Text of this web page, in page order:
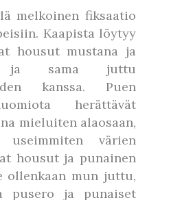
melkoinen fiksaatio
Kaapista löytyy
housut mustana ja
ja sama juttu
kanssa. Puen
herättävät
mieluiten alaosaan,
värien
housut ja punainen
ollenkaan mun juttu,
pusero ja punaiset